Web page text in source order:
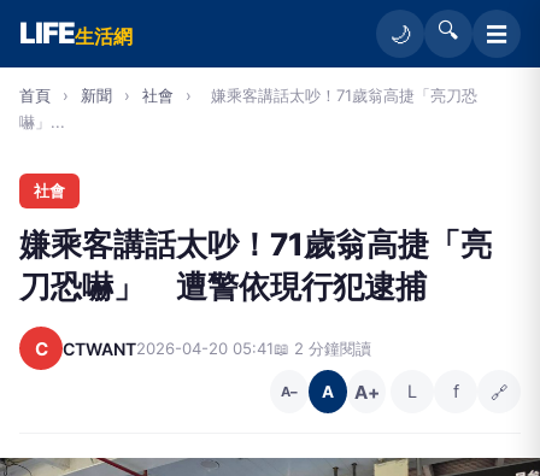
LIFE生活網 🌙 🔍 ☰
首頁 › 新聞 › 社會 ›
嫌乘客講話太吵！71歲翁高捷「亮刀恐
嚇」...
社會
嫌乘客講話太吵！71歲翁高捷「亮
刀恐嚇」 遭警依現行犯逮捕
C CTWANT2026-04-20 05:41📖 2 分鐘閱讀
A− A A+ L f 🔗